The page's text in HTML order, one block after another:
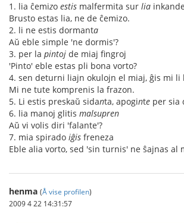
1. lia ĉemizo estis malfermita sur lia
Brusto estas lia, ne de ĉemizo.
2. li ne estis dormanta
Aŭ eble simple 'ne dormis'?
3. per la pintoj de miaj fingroj
'Pinto' eble estas pli bona vorto?
4. sen deturni liajn okulojn el miaj, ĝis mi li
Mi ne tute komprenis la frazon.
5. Li estis preskaŭ sidanta, apoginte per sia
6. lia manoj glitis malsupren
Aŭ vi volis diri 'falante'?
7. mia spirado iĝis freneza
Eble alia vorto, sed 'sin turnis' ne ŝajnas al
henma (Å vise profilen)
2009 4 22 14:31:57